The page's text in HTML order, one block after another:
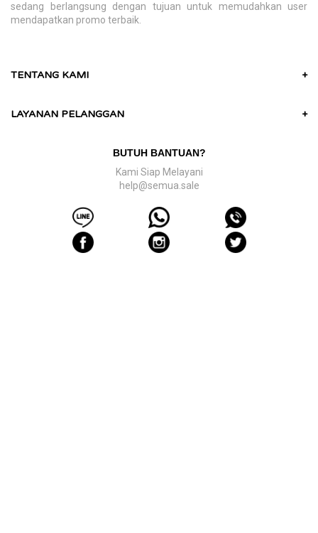
sedang berlangsung dengan tujuan untuk memudahkan user
mendapatkan promo terbaik.
TENTANG KAMI +
LAYANAN PELANGGAN +
BUTUH BANTUAN?
Kami Siap Melayani
help@semua.sale